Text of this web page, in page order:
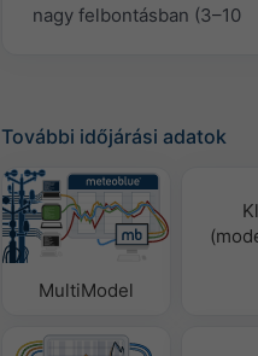
nagy felbontásban (3–10
További időjárási adatok
MultiModel